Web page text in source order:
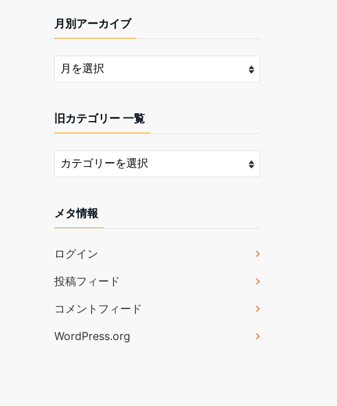
月別アーカイブ
旧カテゴリー 一覧
メタ情報
ログイン
投稿フィード
コメントフィード
WordPress.org